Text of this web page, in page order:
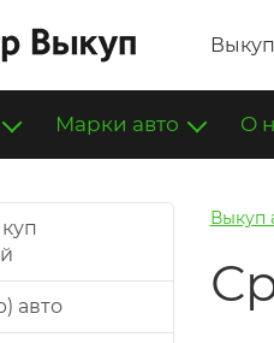
Марки авто О
авто
Выкуп